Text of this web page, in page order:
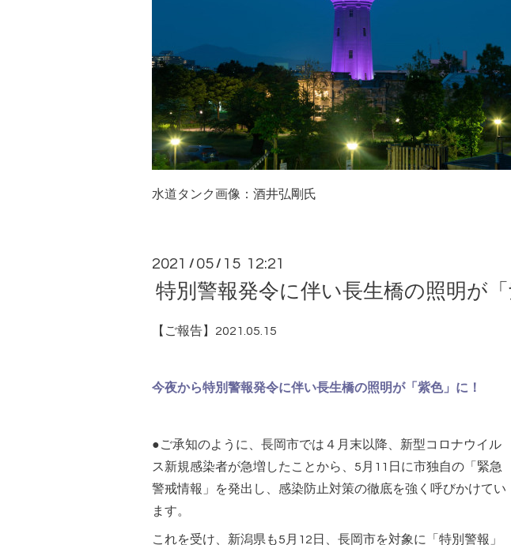
水道タンク画像：酒井弘剛氏
2021 / 05 / 15 12:21
特別警報発令に伴い長生橋の照明が「
【ご報告】2021.05.15
今夜から特別警報発令に伴い長生橋の照明が「紫色」に！
●ご承知のように、長岡市では４月末以降、新型コロナウイル
ス新規感染者が急増したことから、5月11日に市独自の「緊急
警戒情報」を発出し、感染防止対策の徹底を強く呼びかけてい
ます。
これを受け、新潟県も5月12日、長岡市を対象に「特別警報」